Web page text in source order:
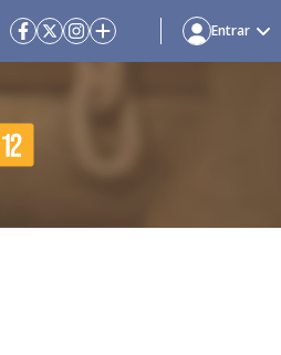
Entrar